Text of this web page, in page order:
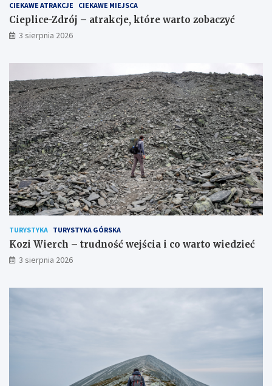
CIEKAWE ATRAKCJE CIEKAWE MIEJSCA
Cieplice-Zdrój – atrakcje, które warto zobaczyć
3 sierpnia 2026
TURYSTYKA TURYSTYKA GÓRSKA
Kozi Wierch – trudność wejścia i co warto wiedzieć
3 sierpnia 2026